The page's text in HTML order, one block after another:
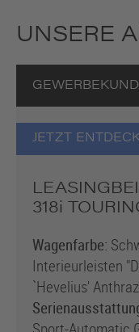
UNSERE
JETZT
318i
Wagenfarbe:
Interieurleisten
`Hevelius'